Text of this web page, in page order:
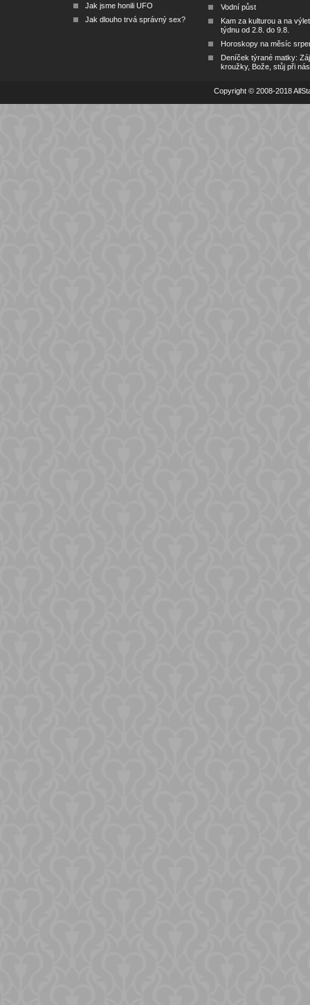
Jak jsme honili UFO
Jak dlouho trvá správný sex?
Vodní půst
Kam za kulturou a na
týdnu od 2.8. do 9.8.
Horoskopy na měsíc
Deníček týrané matky:
kroužky, Bože, stůj při nás
Copyright © 2008-2018